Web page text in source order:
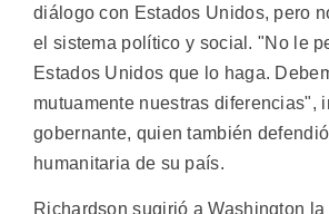
diálogo con Estados Unidos, pero
el sistema político y social. "No le
Estados Unidos que lo haga.
mutuamente nuestras diferencias",
gobernante, quien también
humanitaria de su país.
Richardson sugirió a Washington